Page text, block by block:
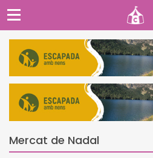
Mercat de Nadal